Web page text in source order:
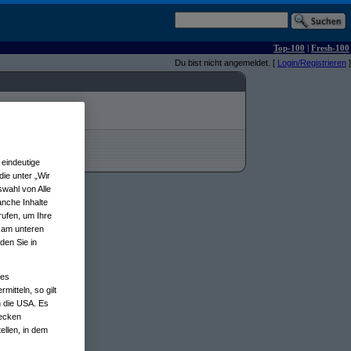
Top-100 | Fresh-100
Du bist nicht angemeldet. [ Login/Registrieren ]
unter „Wir
von Alle
Inhalte
um Ihre
unteren
Sie in
so gilt
die USA. Es
in dem